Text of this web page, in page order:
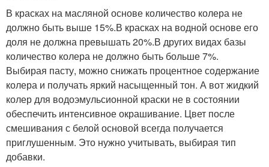
В красках на масляной основе количество колера не
должно быть выше 15%.В красках на водной основе его
доля не должна превышать 20%.В других видах базы
количество колера не должно быть больше 7%.
Выбирая пасту, можно снижать процентное содержание
колера и получать яркий насыщенный тон. А вот жидкий
колер для водоэмульсионной краски не в состоянии
обеспечить интенсивное окрашивание. Цвет после
смешивания с белой основой всегда получается
приглушенным. Это нужно учитывать, выбирая тип
добавки.